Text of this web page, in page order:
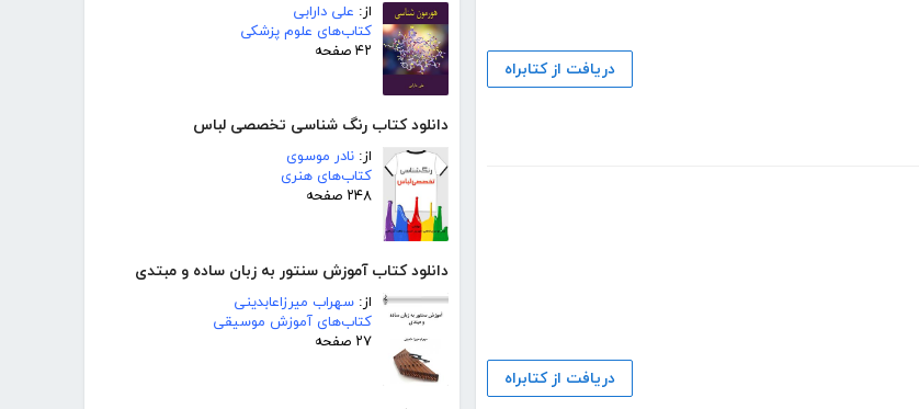
از: علی دارابی
کتاب‌های علوم پزشکی
۴۲ صفحه
دانلود کتاب رنگ شناسى تخصصى لباس
از: نادر موسوی
کتاب‌های هنری
۲۴۸ صفحه
دانلود کتاب آموزش سنتور به زبان ساده و مبتدی
از: سهراب میرزاعابدینی
کتاب‌های آموزش موسیقی
۲۷ صفحه
دریافت از کتابراه
دریافت از کتابراه